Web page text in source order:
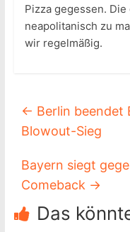
Pizza gegessen.
neapolitanisch zu
wir regelmäßig.
← Berlin beendet
Blowout-Sieg
Bayern siegt
Comeback →
Das